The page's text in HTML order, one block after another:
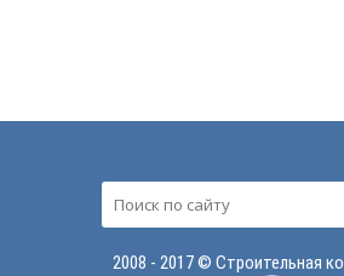
2008 - 2017 © Строительная